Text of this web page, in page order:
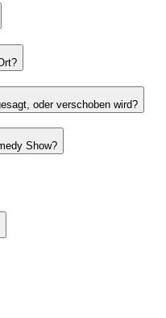
oder verschoben wird?
Show?